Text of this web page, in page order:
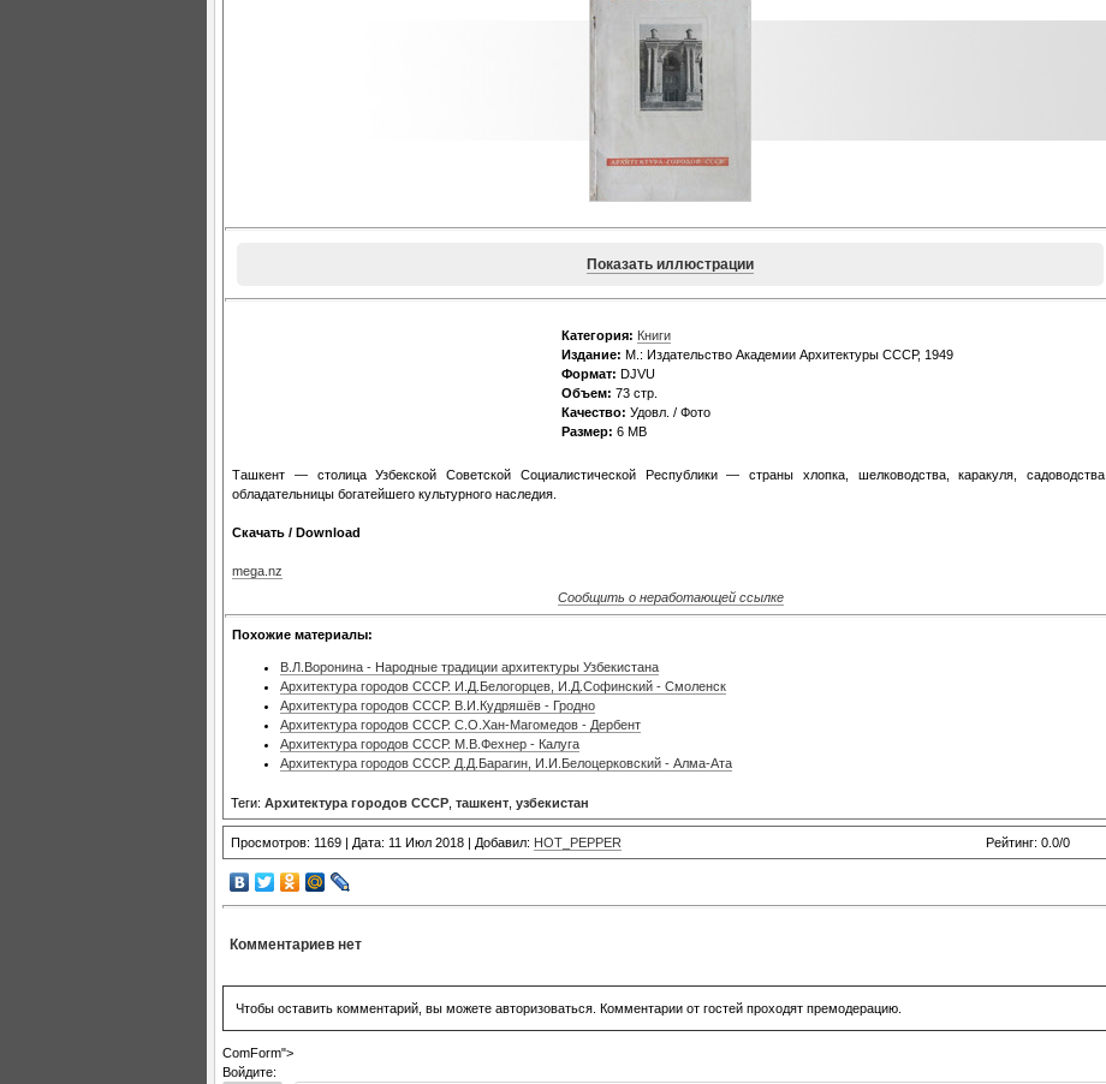
Показать иллюстрации
Категория: Книги
Издание: М.: Издательство Академии Архитектуры СССР, 1949
Формат: DJVU
Объем: 73 стр.
Качество: Удовл. / Фото
Размер: 6 MB
Ташкент — столица Узбекской Советской Социалистической Республики — страны хлопка, шелководства, каракуля, садоводства,
обладательницы богатейшего культурного наследия.
Скачать / Download
mega.nz
Сообщить о неработающей ссылке
Похожие материалы:
В.Л.Воронина - Народные традиции архитектуры Узбекистана
Архитектура городов СССР. И.Д.Белогорцев, И.Д.Софинский - Смоленск
Архитектура городов СССР. В.И.Кудряшёв - Гродно
Архитектура городов СССР. С.О.Хан-Магомедов - Дербент
Архитектура городов СССР. М.В.Фехнер - Калуга
Архитектура городов СССР. Д.Д.Барагин, И.И.Белоцерковский - Алма-Ата
Теги: Архитектура городов СССР ташкент узбекистан
Просмотров: 1169 | Дата: 11 Июл 2018 | Добавил: HOT_PEPPER Рейтинг: 0.0/0
Комментариев нет
Чтобы оставить комментарий, вы можете авторизоваться. Комментарии от гостей проходят премодерацию.
ComForm">
Войдите: